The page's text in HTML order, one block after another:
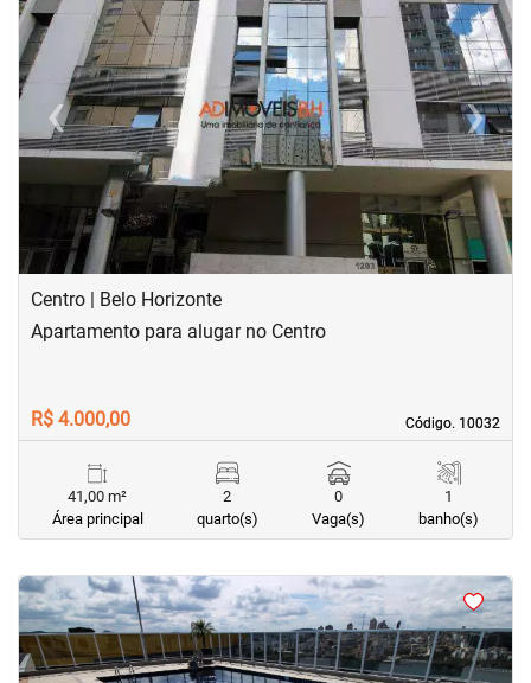
‹
Previous ›Next
Centro | Belo Horizonte
Código. 10032
Código. 10032
Apartamento para alugar no Centro
R$ 4.000,00
41,00 m²
Área principal
2
quarto(s)
0
Vaga(s)
1
banho(s)
<<<<